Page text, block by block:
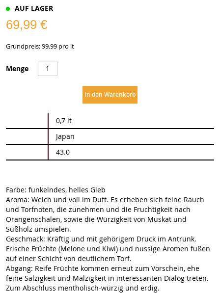
AUF LAGER
69,99 €
Grundpreis: 99.99 pro lt
Menge
In den Warenkorb
Informationen
0,7 lt
Japan
43.0
Farbe: funkelndes, helles Gleb
Aroma: Weich und voll im Duft. Es erheben sich feine Rauch
und Torfnoten, die zunehmen und die Fruchtigkeit nach
Orangenschalen, sowie die Würzigkeit von Muskat und
Süßholz umspielen.
Geschmack: Kräftig und mit gehörigem Druck im Antrunk.
Frische Früchte (Melone und Kiwi) und nussige Aromen fußen
auf einer Schicht von deutlichem Torf.
Abgang: Reife Früchte kommen erneut zum Vorschein, ehe
feine Salzigkeit und Malzigkeit in interessanten Dialog treten.
Zum Abschluss mentholisch-würzig und erdig.